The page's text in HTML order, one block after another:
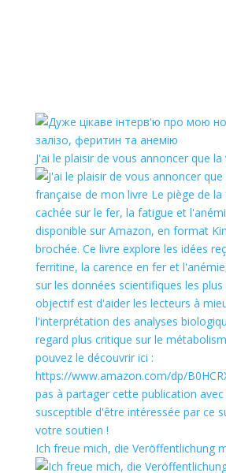
J'ai le plaisir de vous annoncer que
Ich freue mich, die Veröffentlichung